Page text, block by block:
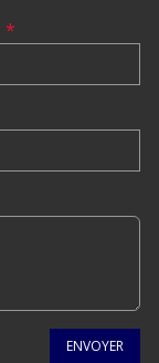
*
ENVOYER